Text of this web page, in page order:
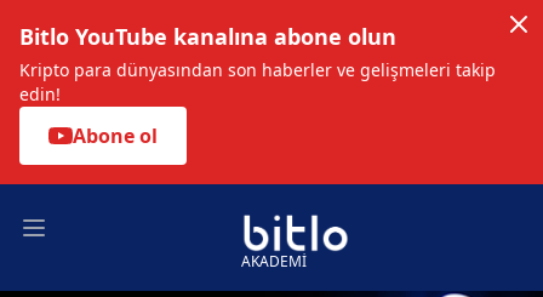
Bitlo YouTube kanalına abone olun
Kripto para dünyasından son haberler ve gelişmeleri takip
edin!
Abone ol
Open main menu
AKADEMİ